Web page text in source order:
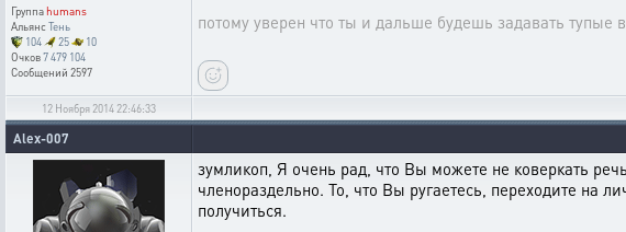
Группаhumans
АльянсТень
104
25
10
Очков7 479 104
Сообщений 2597
потому уверен что ты и дальше будешь задавать тупые
12 Ноября 2014 22:46:33
Alex-007
зумликоп, Я очень рад, что Вы можете не коверкать
членораздельно. То, что Вы ругаетесь, переходите на
получиться.